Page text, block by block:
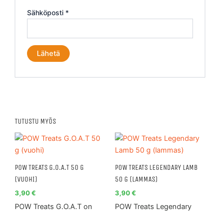
Sähköposti *
TUTUSTU MYÖS
POW TREATS G.O.A.T 50 G
(VUOHI)
3,90€
POW Treats G.O.A.T on
POW TREATS LEGENDARY LAMB
50 G (LAMMAS)
3,90€
POW Treats Legendary